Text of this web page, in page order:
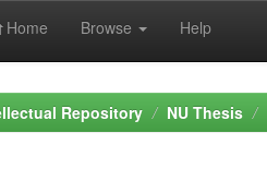
Home Browse Help
Repository NU Thesis